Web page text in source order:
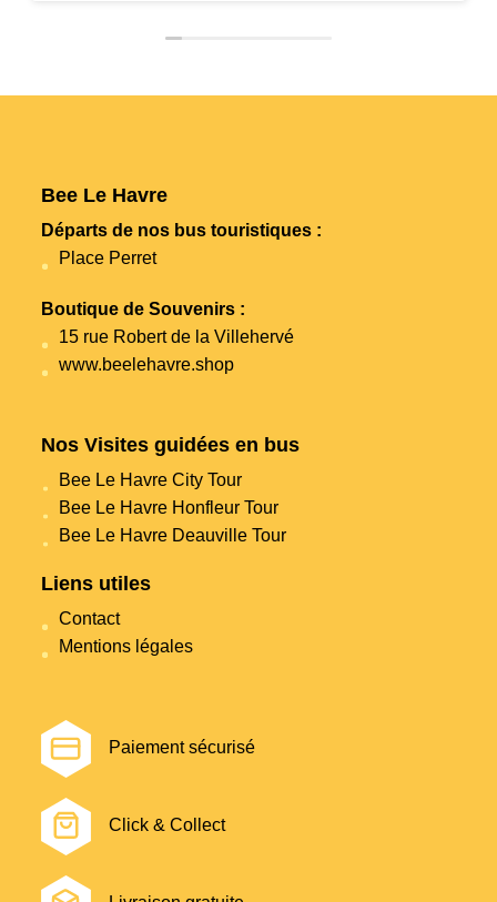
Bee Le Havre
Départs de nos bus touristiques :
Place Perret
Boutique de Souvenirs :
15 rue Robert de la Villehervé
www.beelehavre.shop
Nos Visites guidées en bus
Bee Le Havre City Tour
Bee Le Havre Honfleur Tour
Bee Le Havre Deauville Tour
Liens utiles
Contact
Mentions légales
Paiement sécurisé
Click & Collect